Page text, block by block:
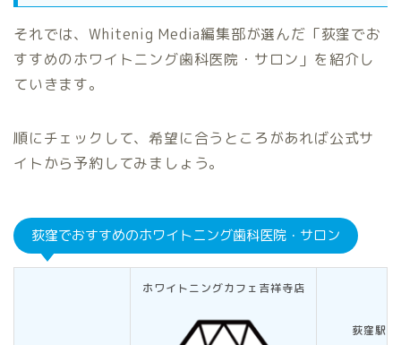
それでは、Whitenig Media編集部が選んだ「荻窪でお
すすめのホワイトニング歯科医院・サロン」を紹介し
ていきます。
順にチェックして、希望に合うところがあれば公式サ
イトから予約してみましょう。
荻窪でおすすめのホワイトニング歯科医院・サロン
ホワイトニングカフェ吉祥寺店
荻窪駅